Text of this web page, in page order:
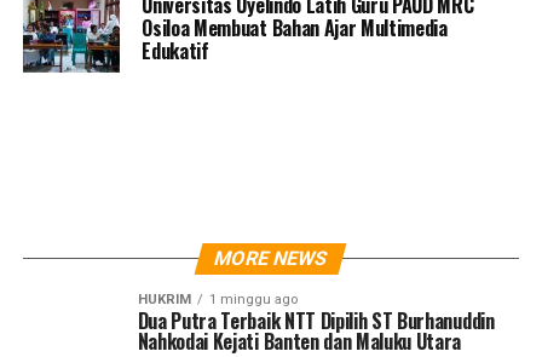
Osiloa Membuat Bahan Ajar Multimedia
Edukatif
MORE NEWS
HUKRIM 1 minggu ago
Dua Putra Terbaik NTT Dipilih ST Burhanuddin
Nahkodai Kejati Banten dan Maluku Utara